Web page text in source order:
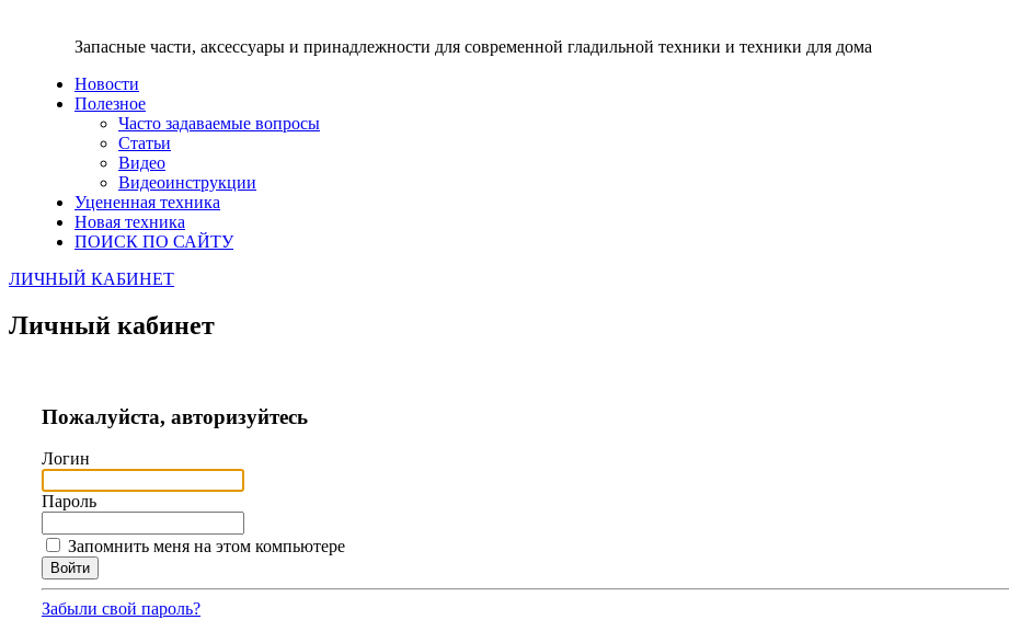
Запасные части, аксессуары и принадлежности для современной гладильной техники и техники для дома
Новости
Полезное
Часто задаваемые вопросы
Статьи
Видео
Видеоинструкции
Уцененная техника
Новая техника
ПОИСК ПО САЙТУ
ЛИЧНЫЙ КАБИНЕТ
Личный кабинет
Пожалуйста, авторизуйтесь
Логин
Пароль
Запомнить меня на этом компьютере
Забыли свой пароль?